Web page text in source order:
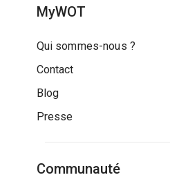
MyWOT
Qui sommes-nous ?
Contact
Blog
Presse
Communauté